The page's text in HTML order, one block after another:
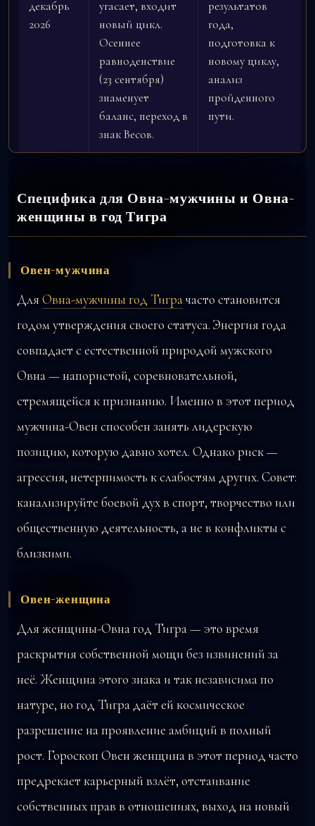
декабрь
2026
угасает, входит
новый цикл.
Осеннее
равноденствие
(23 сентября)
знаменует
баланс, переход в
знак Весов.
результатов
года,
подготовка к
новому циклу,
анализ
пройденного
пути.
Специфика для Овна-мужчины и Овна-
женщины в год Тигра
Овен-мужчина
Для Овна-мужчины год Тиграчасто становится
годом утверждения своего статуса. Энергия года
совпадает с естественной природой мужского
Овна — напористой, соревновательной,
стремящейся к признанию. Именно в этот период
мужчина-Овен способен занять лидерскую
позицию, которую давно хотел. Однако риск —
агрессия, нетерпимость к слабостям других. Совет:
канализируйте боевой дух в спорт, творчество или
общественную деятельность, а не в конфликты с
близкими.
Овен-женщина
Для женщины-Овна год Тигра — это время
раскрытия собственной мощи без извинений за
неё. Женщина этого знака и так независима по
натуре, но год Тигра даёт ей космическое
разрешение на проявление амбиций в полный
рост. Гороскоп Овен женщина в этот период часто
предрекает карьерный взлёт, отстаивание
собственных прав в отношениях, выход на новый